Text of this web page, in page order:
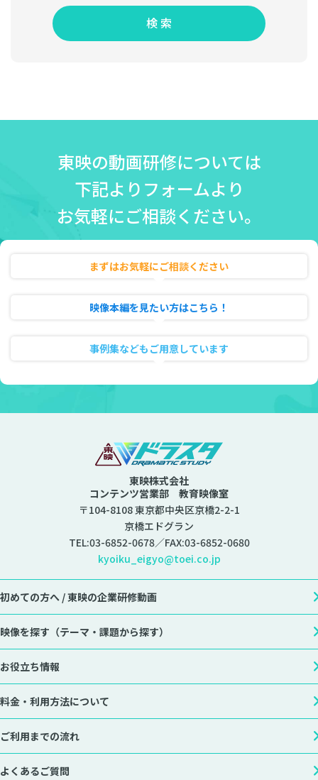
検 索
東映の動画研修については
下記よりフォームより
お気軽にご相談ください。
まずはお気軽にご相談ください
映像本編を見たい方はこちら！
事例集などもご用意しています
東映株式会社
コンテンツ営業部 教育映像室
〒104-8108 東京都中央区京橋2-2-1
京橋エドグラン
TEL:03-6852-0678／FAX:03-6852-0680
kyoiku_eigyo@toei.co.jp
初めての方へ /東映の企業研修動画
映像を探す （テーマ・課題から探す）
お役立ち情報
料金・利用方法について
ご利用までの流れ
よくあるご質問